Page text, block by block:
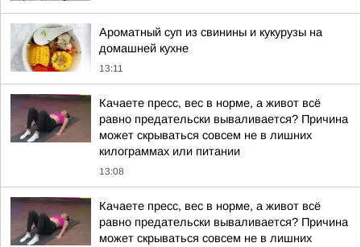
Ароматный суп из свинины и кукурузы на
домашней кухне
13:11
Качаете пресс, вес в норме, а живот всё
равно предательски вываливается? Причина
может скрываться совсем не в лишних
килограммах или питании
13:08
Качаете пресс, вес в норме, а живот всё
равно предательски вываливается? Причина
может скрываться совсем не в лишних